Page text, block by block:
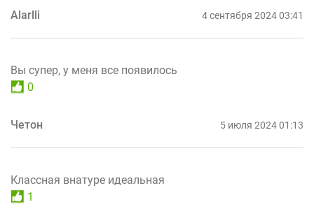
Alarlli 4 сентября 2024 03:41
Вы супер, у меня все появилось
0
Четон 5 июля 2024 01:13
Классная внатуре идеальная
1